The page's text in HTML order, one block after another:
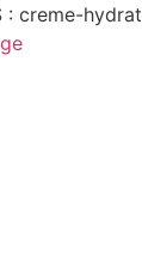
: creme-